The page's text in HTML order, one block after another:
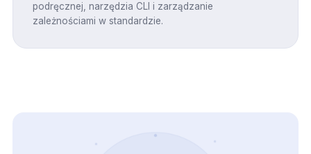
podręcznej, narzędzia CLI i zarządzanie
zależnościami w standardzie.